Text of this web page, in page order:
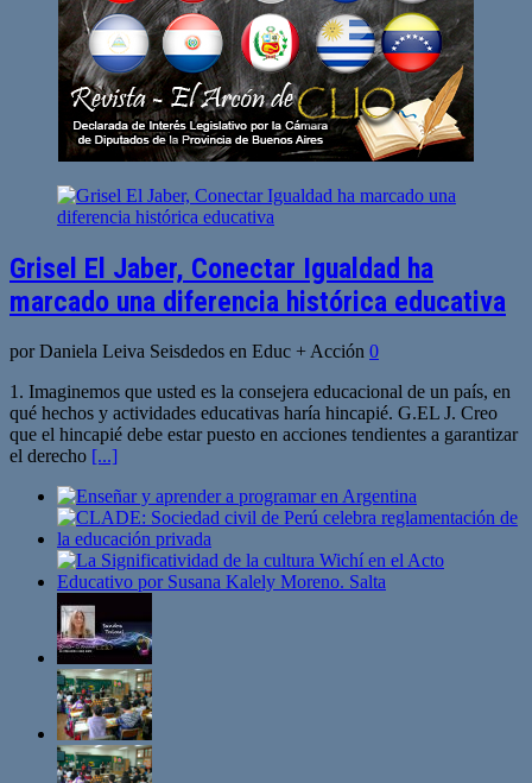
Grisel El Jaber, Conectar Igualdad ha
marcado una diferencia histórica educativa
por Daniela Leiva Seisdedos en Educ + Acción 0
1. Imaginemos que usted es la consejera educacional de un país, en
qué hechos y actividades educativas haría hincapié. G.EL J. Creo
que el hincapié debe estar puesto en acciones tendientes a garantizar
el derecho [...]